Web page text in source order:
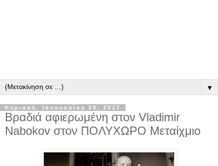
▼
Κυριακή, Ιανουαρίου 29, 2017
Βραδιά αφιερωμένη στον Vladimir
Nabokov στον ΠΟΛΥΧΩΡΟ Μεταίχμιο